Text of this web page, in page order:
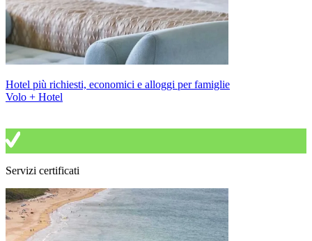
Hotel più richiesti, economici e alloggi per famiglie
Volo + Hotel
Servizi certificati